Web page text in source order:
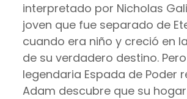
interpretado por Nicholas
joven que fue separado de
cuando era niño y creció en
de su verdadero destino.
legendaria Espada de Poder
Adam descubre que su